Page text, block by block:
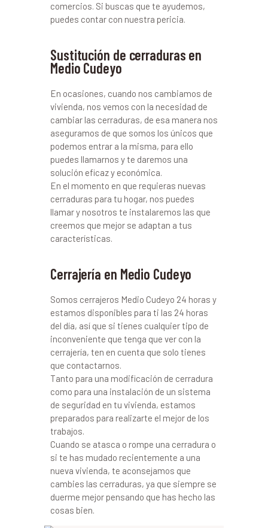
comercios. Si buscas que te ayudemos,
puedes contar con nuestra pericia.
Sustitución de cerraduras en
Medio Cudeyo
En ocasiones, cuando nos cambiamos de
vivienda, nos vemos con la necesidad de
cambiar las cerraduras, de esa manera nos
aseguramos de que somos los únicos que
podemos entrar a la misma, para ello
puedes llamarnos y te daremos una
solución eficaz y económica.
En el momento en que requieras nuevas
cerraduras para tu hogar, nos puedes
llamar y nosotros te instalaremos las que
creemos que mejor se adaptan a tus
características.
Cerrajería en Medio Cudeyo
Somos cerrajeros Medio Cudeyo 24 horas y
estamos disponibles para ti las 24 horas
del día, así que si tienes cualquier tipo de
inconveniente que tenga que ver con la
cerrajería, ten en cuenta que solo tienes
que contactarnos.
Tanto para una modificación de cerradura
como para una instalación de un sistema
de seguridad en tu vivienda, estamos
preparados para realizarte el mejor de los
trabajos.
Cuando se atasca o rompe una cerradura o
si te has mudado recientemente a una
nueva vivienda, te aconsejamos que
cambies las cerraduras, ya que siempre se
duerme mejor pensando que has hecho las
cosas bien.